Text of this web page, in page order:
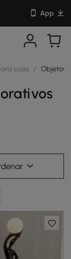
App
casa / Objetos